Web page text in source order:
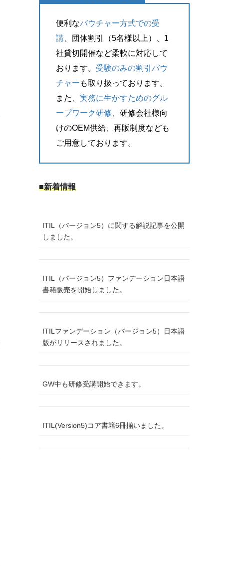
便利なバウチャー方式での受
講 、団体割引（5名様以上）、1
社貸切開催など柔軟に対応して
おります。 受験のみの割引バウ
チャー も取り扱っております。
また、実務に生かすためのグル
ープワーク研修 、研修会社様向
けのOEM供給、再販制度なども
ご用意しております。
■新着情報
ITIL（バージョン5）に関する解説記事を公開
しました。
ITIL（バージョン5）ファンデーション日本語
書籍販売を開始しました。
ITILファンデーション（バージョン5）日本語
版がリリースされました。
GW中も研修受講開始できます。
ITIL(Version5)コア書籍6冊揃いました。